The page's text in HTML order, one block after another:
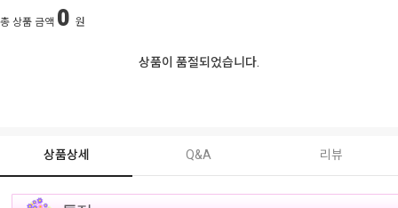
총 상품 금액 0 원
상품이 품절되었습니다.
상품상세 Q&A 리뷰